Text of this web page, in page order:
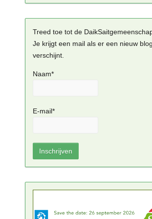
Treed toe tot de
Je krijgt een mail als er een nieuw
verschijnt.
Naam*
E-mail*